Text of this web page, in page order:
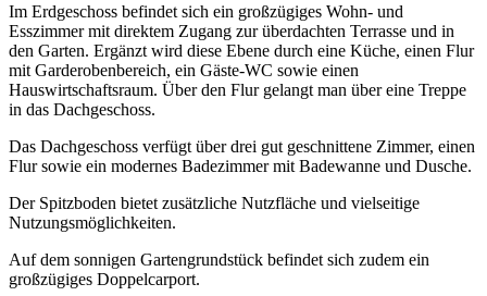
Im Erdgeschoss befindet sich ein großzügiges Wohn- und
Esszimmer mit direktem Zugang zur überdachten Terrasse und in
den Garten. Ergänzt wird diese Ebene durch eine Küche, einen Flur
mit Garderobenbereich, ein Gäste-WC sowie einen
Hauswirtschaftsraum. Über den Flur gelangt man über eine Treppe
in das Dachgeschoss.
Das Dachgeschoss verfügt über drei gut geschnittene Zimmer, einen
Flur sowie ein modernes Badezimmer mit Badewanne und Dusche.
Der Spitzboden bietet zusätzliche Nutzfläche und vielseitige
Nutzungsmöglichkeiten.
Auf dem sonnigen Gartengrundstück befindet sich zudem ein
großzügiges Doppelcarport.